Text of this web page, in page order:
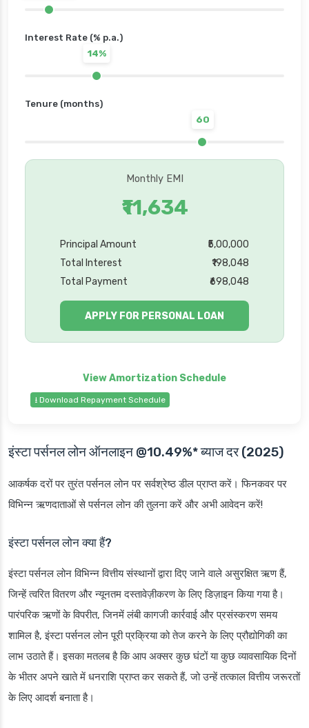
Interest Rate (% p.a.)
14%
Tenure (months)
60
Monthly EMI
₹11,634
Principal Amount
₹5,00,000
Total Interest
₹198,048
Total Payment
₹698,048
APPLY FOR PERSONAL LOAN
⭳ Download Repayment Schedule
इंस्टा पर्सनल लोनऑनलाइन @10.49%* ब्याज दर (2025)
आकर्षक दरों पर तुरंत पर्सनल लोन पर सर्वश्रेष्ठ डील प्राप्त करें। फिनकवर पर
विभिन्न ऋणदाताओं से पर्सनल लोन की तुलना करें और अभी आवेदन करें!
इंस्टा पर्सनल लोन क्या हैं?
इंस्टा पर्सनल लोन विभिन्न वित्तीय संस्थानों द्वारा दिए जाने वाले असुरक्षित ऋण हैं,
जिन्हें त्वरित वितरण और न्यूनतम दस्तावेज़ीकरण के लिए डिज़ाइन किया गया है।
पारंपरिक ऋणों के विपरीत, जिनमें लंबी कागजी कार्रवाई और प्रसंस्करण समय
शामिल है, इंस्टा पर्सनल लोन पूरी प्रक्रिया को तेज करने के लिए प्रौद्योगिकी का
लाभ उठाते हैं। इसका मतलब है कि आप अक्सर कुछ घंटों या कुछ व्यावसायिक दिनों
के भीतर अपने खाते में धनराशि प्राप्त कर सकते हैं, जो उन्हें तत्काल वित्तीय जरूरतों
के लिए आदर्श बनाता है।